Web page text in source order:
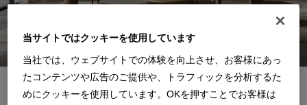
当サイトではクッキーを使用しています
当社では、ウェブサイトでの体験を向上させ、お客様にあっ
たコンテンツや広告のご提供や、トラフィックを分析するた
めにクッキーを使用しています。OKを押すことでお客様は